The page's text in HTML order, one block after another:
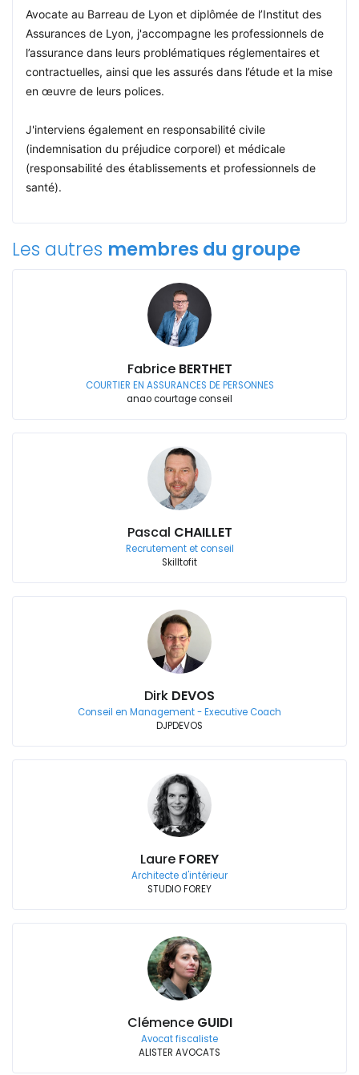
Avocate au Barreau de Lyon et diplômée de l’Institut des
Assurances de Lyon, j'accompagne les professionnels de
l’assurance dans leurs problématiques réglementaires et
contractuelles, ainsi que les assurés dans l’étude et la mise
en œuvre de leurs polices.
J'interviens également en responsabilité civile
(indemnisation du préjudice corporel) et médicale
(responsabilité des établissements et professionnels de
santé).
Les autres membres du groupe
Fabrice BERTHET
COURTIER EN ASSURANCES DE PERSONNES
anao courtage conseil
Pascal CHAILLET
Recrutement et conseil
Skilltofit
Dirk DEVOS
Conseil en Management - Executive Coach
DJPDEVOS
Laure FOREY
Architecte d'intérieur
STUDIO FOREY
Clémence GUIDI
Avocat fiscaliste
ALISTER AVOCATS